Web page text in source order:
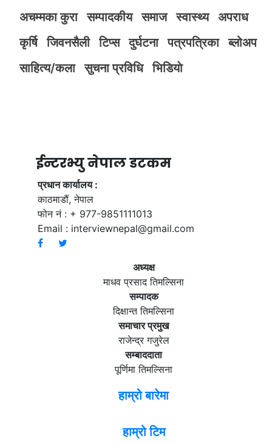
अचम्मका कुरा
सम्पादकीय समाज स्वास्थ्य
अपराध
कृर्षि
जिवनसैली टिप्स दुर्घटना पत्रपत्रिका
ब्लोअप
साहित्य/कला
सुचना प्रविधि भिडियाे
ईन्टरभ्यु नेपाल डटकम
प्रधान कार्यालय :
काठमाडौं, नेपाल
फोन नं : + 977-9851111013
Email : interviewnepal@gmail.com
अध्यक्ष
माधव प्रसाद तिमल्सिना
सम्पादक
दिक्षान्त तिमल्सिना
समाचार प्रमुख
राजेन्द्र गजुरेल
सम्बाददाता
पूर्णिमा तिमल्सिना
हाम्रो बारेमा
हाम्रो टिम